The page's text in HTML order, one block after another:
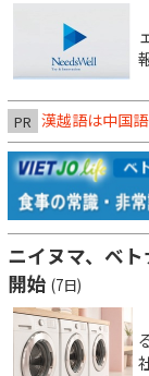
PR 漢越語は中国
ニイヌマ、ベ
開始 (7日)